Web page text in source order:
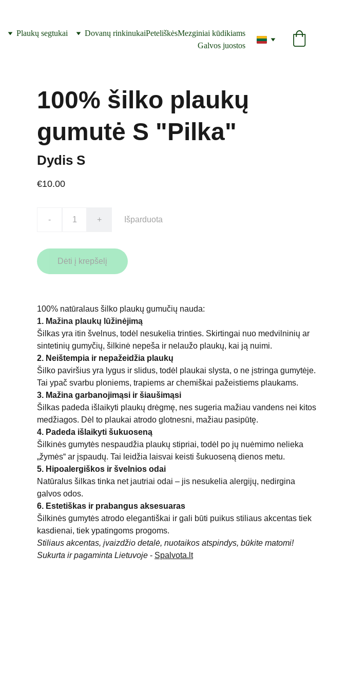
Plaukų segtukai Dovanų rinkinukaiPeteliškėsMezginiai kūdikiams
Galvos juostos
100% šilko plaukų
gumutė S "Pilka"
Dydis S
€10.00
- + Išparduota
Dėti į krepšelį
100% natūralaus šilko plaukų gumučių nauda:
1. Mažina plaukų lūžinėjimą
Šilkas yra itin švelnus, todėl nesukelia trinties. Skirtingai nuo medvilninių ar
sintetinių gumyčių, šilkinė nepeša ir nelaužo plaukų, kai ją nuimi.
2. Neištempia ir nepažeidžia plaukų
Šilko paviršius yra lygus ir slidus, todėl plaukai slysta, o ne įstringa gumytėje.
Tai ypač svarbu ploniems, trapiems ar chemiškai pažeistiems plaukams.
3. Mažina garbanojimąsi ir šiaušimąsi
Šilkas padeda išlaikyti plaukų drėgmę, nes sugeria mažiau vandens nei kitos
medžiagos. Dėl to plaukai atrodo glotnesni, mažiau pasipūtę.
4. Padeda išlaikyti šukuoseną
Šilkinės gumytės nespaudžia plaukų stipriai, todėl po jų nuėmimo nelieka
„žymės“ ar įspaudų. Tai leidžia laisvai keisti šukuoseną dienos metu.
5. Hipoalergiškos ir švelnios odai
Natūralus šilkas tinka net jautriai odai – jis nesukelia alergijų, nedirgina
galvos odos.
6. Estetiškas ir prabangus aksesuaras
Šilkinės gumytės atrodo elegantiškai ir gali būti puikus stiliaus akcentas tiek
kasdienai, tiek ypatingoms progoms.
Stiliaus akcentas, įvaizdžio detalė, nuotaikos atspindys, būkite matomi!
Sukurta ir pagaminta Lietuvoje - Spalvota.lt